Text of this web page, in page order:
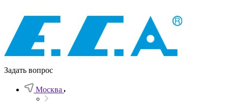
Задать вопрос
Москва